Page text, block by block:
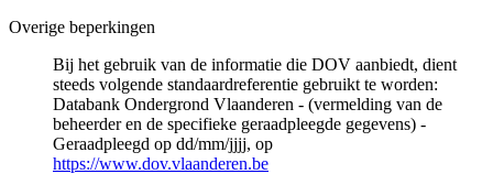
Overige beperkingen
Bij het gebruik van de informatie die DOV aanbiedt, dient
steeds volgende standaardreferentie gebruikt te worden:
Databank Ondergrond Vlaanderen - (vermelding van de
beheerder en de specifieke geraadpleegde gegevens) -
Geraadpleegd op dd/mm/jjjj, op
https://www.dov.vlaanderen.be